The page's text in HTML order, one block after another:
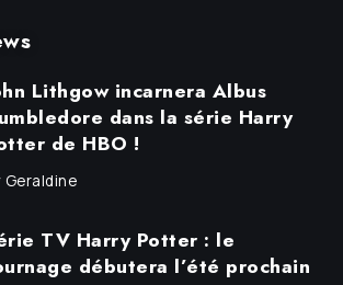
Lithgow incarnera Albus
dans la série Harry
de HBO !
Geraldine
TV Harry Potter : le
débutera l’été prochain